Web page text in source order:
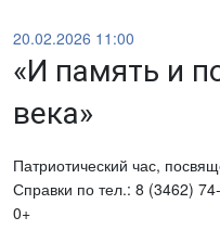
20.02.2026 11:00
«И память и
века»
Патриотический час,
Справки по тел.: 8 (3462)
0+